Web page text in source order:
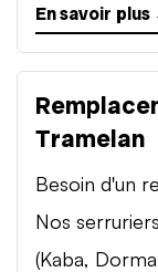
En savoir plus
Tramelan
Besoin d'un
Nos
(Kaba,